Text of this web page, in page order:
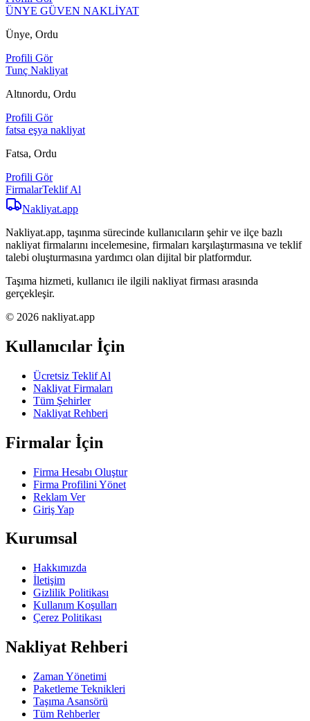
ÜNYE GÜVEN NAKLİYAT
Ünye, Ordu
Profili Gör
Tunç Nakliyat
Altınordu, Ordu
Profili Gör
fatsa eşya nakliyat
Fatsa, Ordu
Profili Gör
FirmalarTeklif Al
Nakliyat.app
Nakliyat.app, taşınma sürecinde kullanıcıların şehir ve ilçe bazlı
nakliyat firmalarını incelemesine, firmaları karşılaştırmasına ve teklif
talebi oluşturmasına yardımcı olan dijital bir platformdur.
Taşıma hizmeti, kullanıcı ile ilgili nakliyat firması arasında
gerçekleşir.
© 2026 nakliyat.app
Kullanıcılar İçin
Ücretsiz Teklif Al
Nakliyat Firmaları
Tüm Şehirler
Nakliyat Rehberi
Firmalar İçin
Firma Hesabı Oluştur
Firma Profilini Yönet
Reklam Ver
Giriş Yap
Kurumsal
Hakkımızda
İletişim
Gizlilik Politikası
Kullanım Koşulları
Çerez Politikası
Nakliyat Rehberi
Zaman Yönetimi
Paketleme Teknikleri
Taşıma Asansörü
Tüm Rehberler